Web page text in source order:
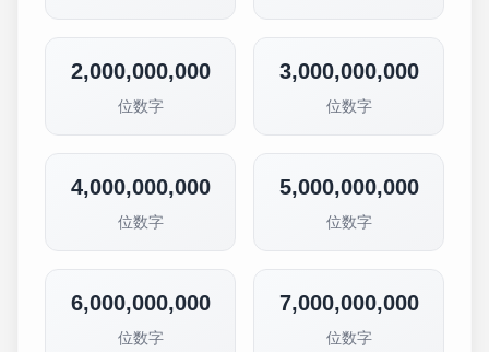
2,000,000,000
位数字
3,000,000,000
位数字
4,000,000,000
位数字
5,000,000,000
位数字
6,000,000,000
位数字
7,000,000,000
位数字